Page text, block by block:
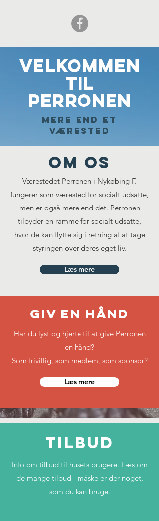
velkommen
til
PERRONEN
Mere end et
værested
om os
Værestedet Perronen i Nykøbing F.
fungerer som værested for socialt udsatte,
men er også mere end det. Perronen
tilbyder en ramme for socialt udsatte,
hvor de kan flytte sig i retning af at tage
styringen over deres eget liv.
Læs mere
giv en hånd
Har du lyst og hjerte til at give Perronen
en hånd?
Som frivillig, som medlem, som sponsor?
Læs mere
tilbud
Info om tilbud til husets brugere. Læs om
de mange tilbud - måske er der noget,
som du kan bruge.